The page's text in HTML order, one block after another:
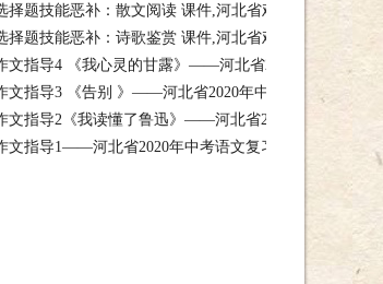
中课件，易丢分选择题技能恶补：文言文文意理解题 课件,河北
择题技能恶补：散文阅读 课件,河北省鸡泽县第一中学
语课件，易丢分选择题技能恶补：散文阅读 课件,河北省鸡泽县
择题技能恶补：诗歌鉴赏 课件,河北省鸡泽县第一中学
语课件，易丢分选择题技能恶补：诗歌鉴赏 课件,河北省鸡泽县
文指导4 《我心灵的甘露》——河北省2020年中考语文
件，全命题作文指导4 《我心灵的甘露》——河北省2020年中考
文指导3 《告别 》——河北省2020年中考语文复习专
作文指导3 《告别 》——河北省2020年中考语文复习专课件下载
文指导2《我读懂了鲁迅》——河北省2020年中考语文
件，全命题作文指导2《我读懂了鲁迅》——河北省2020年中考
文指导1——河北省2020年中考语文复习专题(共47张